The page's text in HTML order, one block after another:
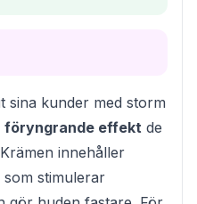
sina kunder med storm
föryngrande effekt de
innehåller
stimulerar